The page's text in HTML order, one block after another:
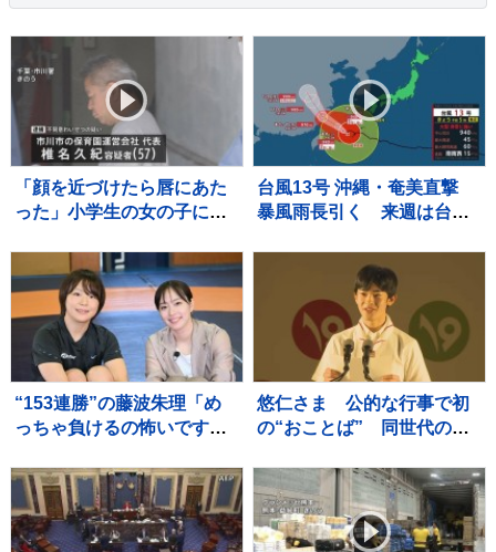
「顔を近づけたら唇にあた
った」小学生の女の子にわ
会社代表の男を逮捕 千
葉・市川市
台風13号 沖縄・奄美直撃
暴風雨長引く 来週は台風
3週間連続の猛暑日か
“153連勝”の藤波朱理「め
っちゃ負けるの怖いです」
だ栄光と、石川佳純に語っ
た本音【バース・デイ】
悠仁さま 公的な行事で初
の“おことば” 同世代の参
も ボーイスカウトのキャ
ンプ大会